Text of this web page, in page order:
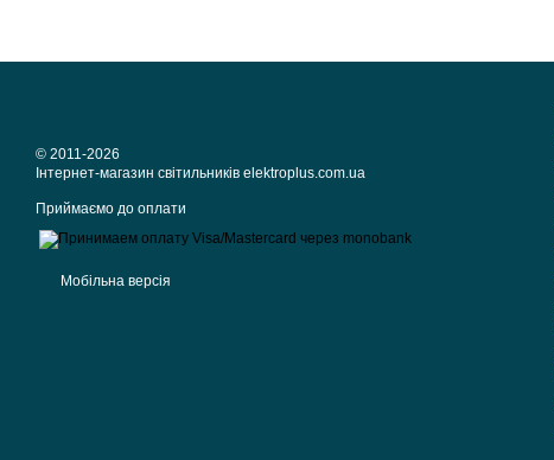
© 2011-2026
Iнтернет-магазин світильників elektroplus.com.ua
Приймаємо до оплати
Мобільна версія